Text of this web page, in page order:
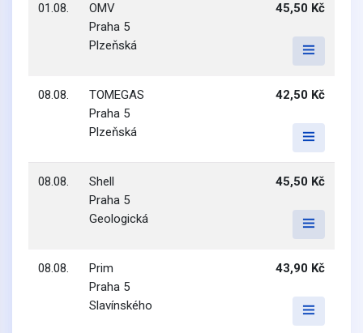
01.08.
OMV
Praha 5
Plzeňská
45,50 Kč
08.08.
TOMEGAS
Praha 5
Plzeňská
42,50 Kč
08.08.
Shell
Praha 5
Geologická
45,50 Kč
08.08.
Prim
Praha 5
Slavínského
43,90 Kč